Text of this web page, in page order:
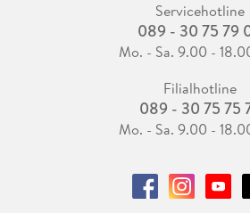
Servicehotline
089 - 30 75 79
Mo. - Sa. 9.00 -
Filialhotline
089 - 30 75 75
Mo. - Sa. 9.00 -